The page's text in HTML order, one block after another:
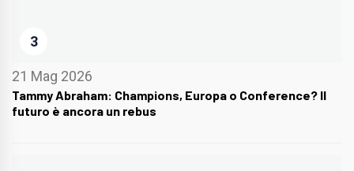
3
21 Mag 2026
Tammy Abraham: Champions, Europa o Conference? Il
futuro è ancora un rebus